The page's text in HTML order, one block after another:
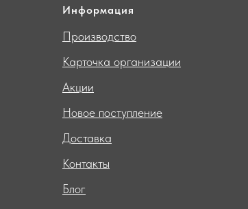
Информация
Производство
Карточка организации
Акции
Новое поступление
Доставка
Контакты
Блог